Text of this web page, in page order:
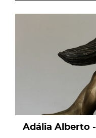
Adália Alberto